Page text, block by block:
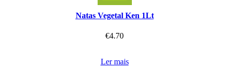
Natas Vegetal Ken 1Lt
€4.70
Ler mais